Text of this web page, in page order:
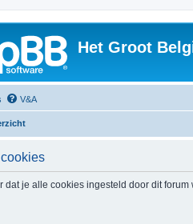
Het Groot
V&A
dat je alle cookies ingesteld door dit